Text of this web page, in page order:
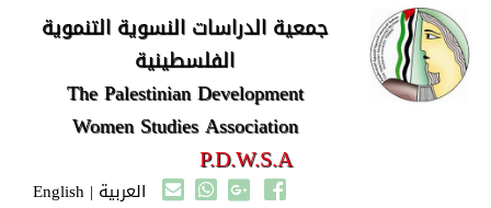
جمعية الدراسات النسوية التنموية
الفلسطينية
The Palestinian Development
Women Studies Association
P.D.W.S.A
العربية |
English